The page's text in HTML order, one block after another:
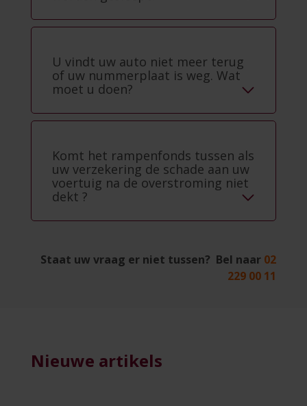
U vindt uw auto niet meer terug
of uw nummerplaat is weg. Wat
moet u doen?
Komt het rampenfonds tussen als
uw verzekering de schade aan uw
voertuig na de overstroming niet
dekt ?
Staat uw vraag er niet tussen? Bel naar 02
229 00 11
Nieuwe artikels